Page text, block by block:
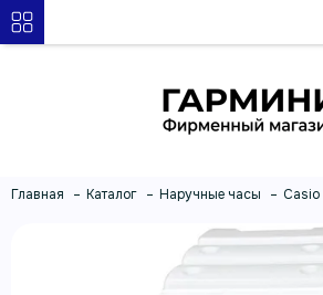
Главная Каталог Наручные часы Casio